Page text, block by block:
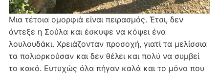
Μια τέτοια ομορφιά είναι πειρασμός. Έτσι, δεν
άντεξε η Σούλα και έσκυψε να κόψει ένα
λουλουδάκι. Χρειάζονταν προσοχή, γιατί τα μελίσσια
τα πολιορκούσαν και δεν θέλει και πολύ να συμβεί
το κακό. Ευτυχώς όλα πήγαν καλά και το μόνο που